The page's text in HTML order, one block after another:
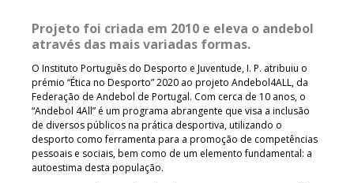
Projeto foi criada em 2010 e eleva o andebol
através das mais variadas formas.
O Instituto Português do Desporto e Juventude, I. P. atribuiu o
prémio “Ética no Desporto” 2020 ao projeto Andebol4ALL, da
Federação de Andebol de Portugal. Com cerca de 10 anos, o
“Andebol 4All” é um programa abrangente que visa a inclusão
de diversos públicos na prática desportiva, utilizando o
desporto como ferramenta para a promoção de competências
pessoais e sociais, bem como de um elemento fundamental: a
autoestima desta população.